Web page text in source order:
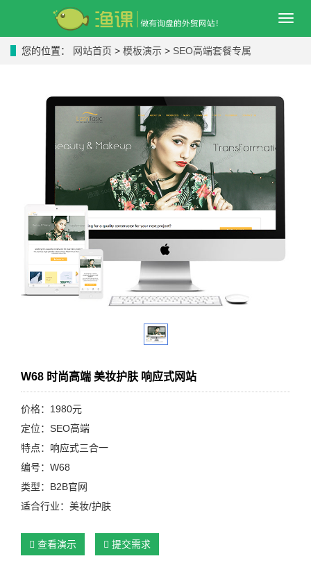
导
您的位置： 网站首页 > 模板演示 > SEO高端套餐专属
W68 时尚高端 美妆护肤 响应式网站
价格：1980元
定位：SEO高端
特点：响应式三合一
编号：W68
类型：B2B官网
适合行业：美妆/护肤
查看演示 提交需求